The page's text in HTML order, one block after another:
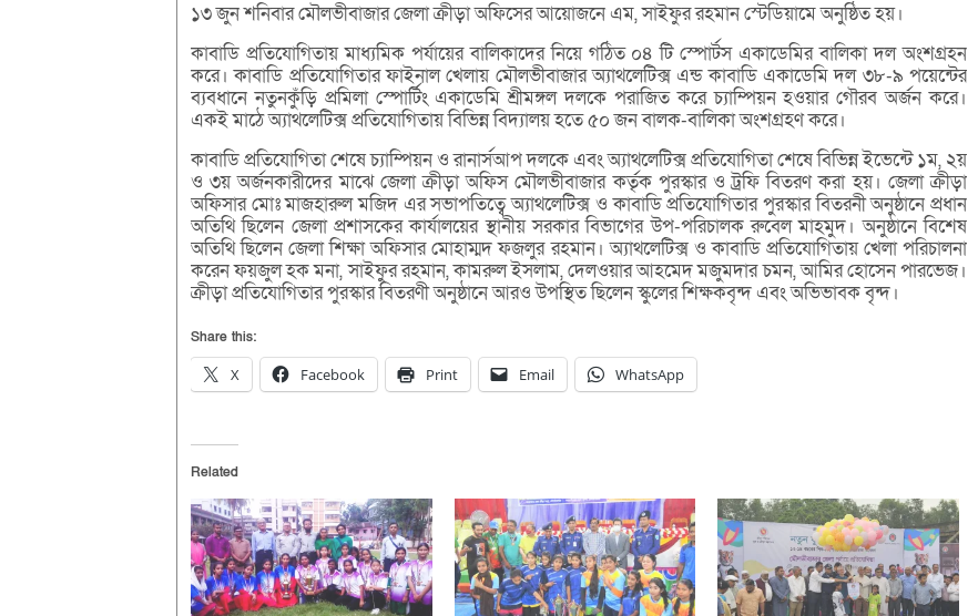
১৩ জুন শনিবার মৌলভীবাজার জেলা ক্রীড়া অফিসের আয়োজনে এম, সাইফুর রহমান স্টেডিয়ামে অনুষ্ঠিত হয়।
কাবাডি প্রতিযোগিতায় মাধ্যমিক পর্যায়ের বালিকাদের নিয়ে গঠিত ০৪ টি স্পোর্টস একাডেমির বালিকা দল অংশগ্রহন
করে। কাবাডি প্রতিযোগিতার ফাইনাল খেলায় মৌলভীবাজার অ্যাথলেটিক্স এন্ড কাবাডি একাডেমি দল ৩৮-৯ পয়েন্টের
ব্যবধানে নতুনকুঁড়ি প্রমিলা স্পোর্টিং একাডেমি শ্রীমঙ্গল দলকে পরাজিত করে চ্যাম্পিয়ন হওয়ার গৌরব অর্জন করে।
একই মাঠে অ্যাথলেটিক্স প্রতিযোগিতায় বিভিন্ন বিদ্যালয় হতে ৫০ জন বালক-বালিকা অংশগ্রহণ করে।
কাবাডি প্রতিযোগিতা শেষে চ্যাম্পিয়ন ও রানার্সআপ দলকে এবং অ্যাথলেটিক্স প্রতিযোগিতা শেষে বিভিন্ন ইভেন্টে ১ম, ২য়
ও ৩য় অর্জনকারীদের মাঝে জেলা ক্রীড়া অফিস মৌলভীবাজার কর্তৃক পুরস্কার ও ট্রফি বিতরণ করা হয়। জেলা ক্রীড়া
অফিসার মোঃ মাজহারুল মজিদ এর সভাপতিত্বে অ্যাথলেটিক্স ও কাবাডি প্রতিযোগিতার পুরস্কার বিতরনী অনুষ্ঠানে প্রধান
অতিথি ছিলেন জেলা প্রশাসকের কার্যালয়ের স্থানীয় সরকার বিভাগের উপ-পরিচালক রুবেল মাহমুদ। অনুষ্ঠানে বিশেষ
অতিথি ছিলেন জেলা শিক্ষা অফিসার মোহাম্মদ ফজলুর রহমান। অ্যাথলেটিক্স ও কাবাডি প্রতিযোগিতায় খেলা পরিচালনা
করেন ফয়জুল হক মনা, সাইফুর রহমান, কামরুল ইসলাম, দেলওয়ার আহমেদ মজুমদার চমন, আমির হোসেন পারভেজ।
ক্রীড়া প্রতিযোগিতার পুরস্কার বিতরণী অনুষ্ঠানে আরও উপস্থিত ছিলেন স্কুলের শিক্ষকবৃন্দ এবং অভিভাবক বৃন্দ।
Share this:
X Facebook Print Email WhatsApp
Related